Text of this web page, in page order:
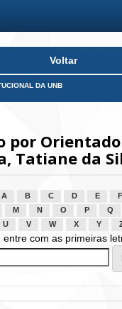
Voltar
DA UNB
por
Tatiane da
A B C D E F
M N O P Q
U
V W X Y
entre com as primeiras